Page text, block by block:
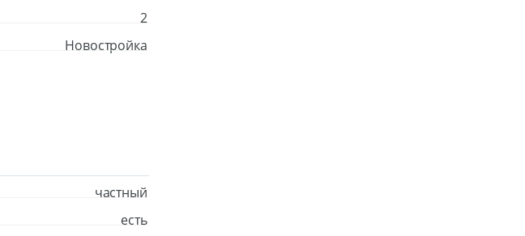
2
Новостройка
частный
есть